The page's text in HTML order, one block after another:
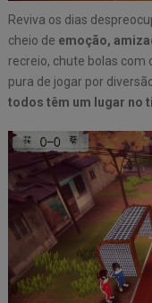
Reviva os dias
cheio de emoção,
recreio, chute bolas com
pura de jogar por
todos têm um lugar no